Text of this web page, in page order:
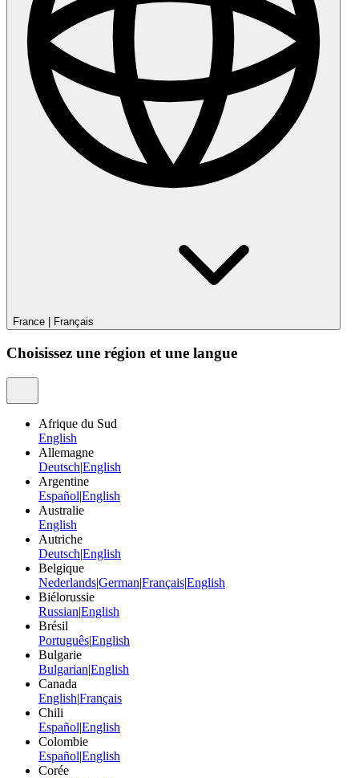
France | Français
Choisissez une région et une langue
Afrique du Sud
English
Allemagne
Deutsch|English
Argentine
Español|English
Australie
English
Autriche
Deutsch|English
Belgique
Nederlands|German|Français|English
Biélorussie
Russian|English
Brésil
Português|English
Bulgarie
Bulgarian|English
Canada
English|Français
Chili
Español|English
Colombie
Español|English
Corée